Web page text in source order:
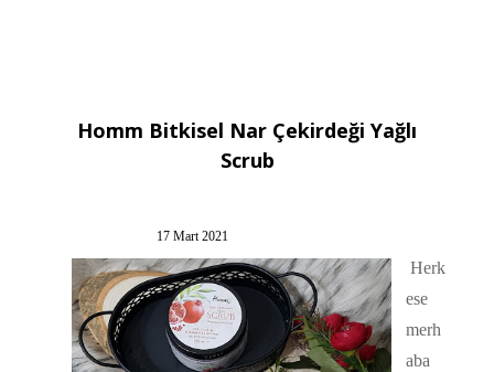
Homm Bitkisel Nar Çekirdeği Yağlı
Scrub
17 Mart 2021
Herk
ese
merh
aba